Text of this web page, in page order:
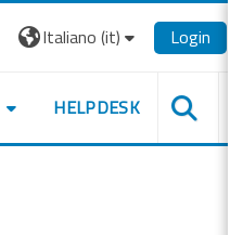
Italiano ‎(it)‎ Login
HELPDESK